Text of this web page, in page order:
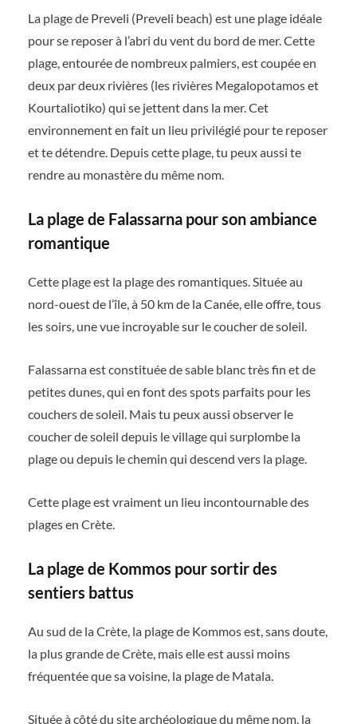
La plage de Preveli (Preveli beach) est une plage idéale
pour se reposer à l’abri du vent du bord de mer. Cette
plage, entourée de nombreux palmiers, est coupée en
deux par deux rivières (les rivières Megalopotamos et
Kourtaliotiko) qui se jettent dans la mer. Cet
environnement en fait un lieu privilégié pour te reposer
et te détendre. Depuis cette plage, tu peux aussi te
rendre au monastère du même nom.
La plage de Falassarna pour son ambiance
romantique
Cette plage est la plage des romantiques. Située au
nord-ouest de l’île, à 50 km de la Canée, elle offre, tous
les soirs, une vue incroyable sur le coucher de soleil.
Falassarna est constituée de sable blanc très fin et de
petites dunes, qui en font des spots parfaits pour les
couchers de soleil. Mais tu peux aussi observer le
coucher de soleil depuis le village qui surplombe la
plage ou depuis le chemin qui descend vers la plage.
Cette plage est vraiment un lieu incontournable des
plages en Crète.
La plage de Kommos pour sortir des
sentiers battus
Au sud de la Crète, la plage de Kommos est, sans doute,
la plus grande de Crète, mais elle est aussi moins
fréquentée que sa voisine, la plage de Matala.
Située à côté du site archéologique du même nom, la